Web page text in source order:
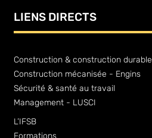
LIENS DIRECTS
Construction & construction durable
Construction mécanisée - Engins
Sécurité & santé au travail
Management - LUSCI
L’IFSB